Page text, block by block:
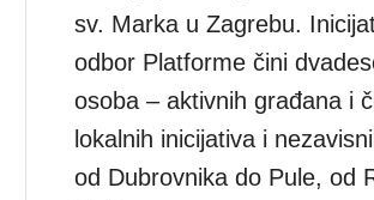
sv. Marka u Zagrebu.
odbor Platforme čini
osoba – aktivnih građana i
lokalnih inicijativa i
od Dubrovnika do Pule, od